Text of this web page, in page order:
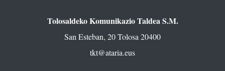
Tolosaldeko Komunikazio Taldea S.M.
San Esteban, 20 Tolosa 20400
tkt@ataria.eus